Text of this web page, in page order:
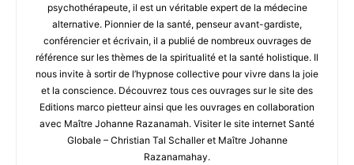
psychothérapeute, il est un véritable expert de la médecine
alternative. Pionnier de la santé, penseur avant-gardiste,
conférencier et écrivain, il a publié de nombreux ouvrages de
référence sur les thèmes de la spiritualité et la santé holistique. Il
nous invite à sortir de l’hypnose collective pour vivre dans la joie
et la conscience. Découvrez tous ces ouvrages sur le site des
Editions marco pietteur ainsi que les ouvrages en collaboration
avec Maître Johanne Razanamah. Visiter le site internet Santé
Globale – Christian Tal Schaller et Maître Johanne
Razanamahay.